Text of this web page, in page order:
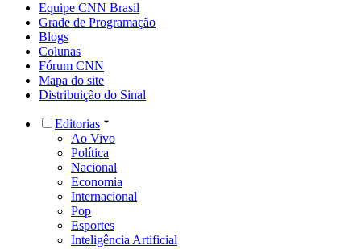
Equipe CNN Brasil
Grade de Programação
Blogs
Colunas
Fórum CNN
Mapa do site
Distribuição do Sinal
Editorias
Ao Vivo
Política
Nacional
Economia
Internacional
Pop
Esportes
Inteligência Artificial